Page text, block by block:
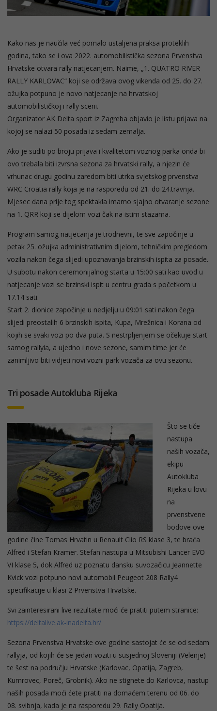
Kako nas je naučila već pomalo ustaljena praksa proteklih
godina, tako se i ova 2022. automobilistička sezona Prvenstva
Hrvatske otvara rally natjecanjem. Naime, „1. QUATRO RIVER
RALLY KARLOVAC“ koji se održava ovog vikenda od 25. do 27.
ožujka potpuno je novo natjecanje na hrvatskoj
automobilističkoj i rally sceni.
Organizator AK Delta sport iz Zagreba objavio je listu prijava na
kojoj se nalazi 50 posada iz sedam zemalja.
Ako je suditi po broju prijava i kvalitetom voznog parka onda bi
ovo trebala biti izvrsna sezona za hrvatski rally, a njezin će
vrhunac drugu godinu zaredom biti utrka svjetskog prvenstva
WRC Croatia rally koja je na rasporedu od 21. do 24.travnja.
Mjesec dana prije tog spektakla imamo sjajno otvaranje sezone
na 1. QRR koji se dijelom vozi čak na istim stazama.
Program samog natjecanja je trodnevni, te sve započinje u
petak 25. ožujka administrativnim dijelom, tehničkim pregledom
vozila nakon čega slijedi upoznavanja brzinskih ispita za posade.
U subotu nakon ceremonijalnog starta u 15:00 sati kao uvod u
natjecanje vozi se brzinski ispit u centru grada s početkom u
17.14 sati.
Start 2. dionice započinje u nedjelju u 09:01 sati nakon čega
slijedi preostalih 6 brzinskih ispita, Kupa, Mrežnica i Korana od
kojih se svaki vozi po dva puta. S nestrpljenjem se očekuje start
samog rallyia, a ujedno i nove sezone, samim time jer će
zanimljivo biti vidjeti novi vozni park vozača za ovu sezonu.
Tri posade Autokluba Rijeka
Što se tiče
nastupa
naših vozača,
ekipu
Autokluba
Rijeka u lovu
na
prvenstvene
bodove ove
godine čine Tomas Hrvatin u Renault Clio RS klase 3, te braća
Alfred i Stefan Kramer. Stefan nastupa u Mitsubishi Lancer EVO
VI klase 5, dok Alfred uz poznatu dansku suvozačicu Jeannette
Kvick vozi potpuno novi automobil Peugeot 208 Rally4
specifikacije u klasi 2 Prvenstva Hrvatske.
Svi zainteresirani live rezultate moći će pratiti putem stranice:
https://deltalive.ak-inadelta.hr/
Sezona Prvenstva Hrvatske ove godine sastojat će se od sedam
rallyja, od kojih će se jedan voziti u susjednoj Sloveniji (Velenje)
te šest na području Hrvatske (Karlovac, Opatija, Zagreb,
Kumrovec, Poreč, Grobnik). Ako ne stignete do Karlovca, nastup
naših posada moći ćete pratiti na domaćem terenu od 06. do
08. svibnja, kada je na rasporedu 29. Rally Opatija.